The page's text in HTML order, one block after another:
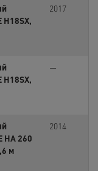
2017
—
HA 260
м
2014